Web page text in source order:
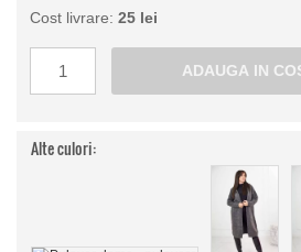
Cost livrare: 25 lei
Alte culori: